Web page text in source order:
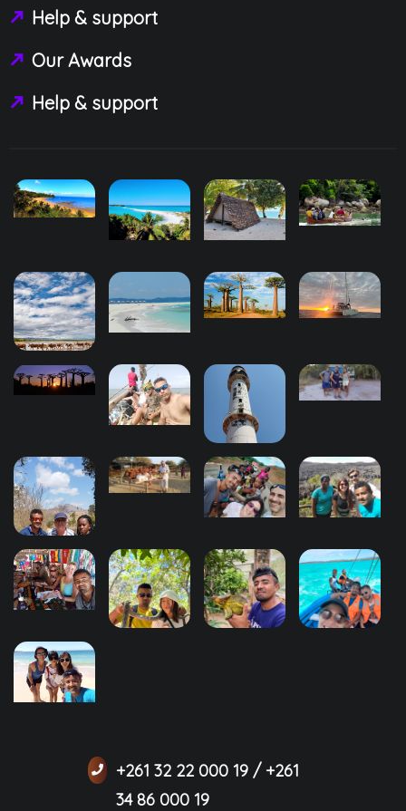
Help & support
Our Awards
Help & support
+261 32 22 000 19 / +261
34 86 000 19